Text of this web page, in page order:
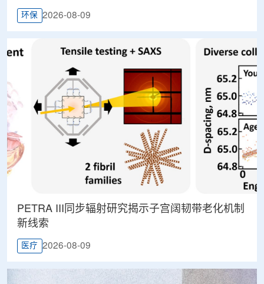
环保 2026-08-09
PETRA III同步辐射研究揭示子宫阔韧带老化机制
新线索
医疗 2026-08-09